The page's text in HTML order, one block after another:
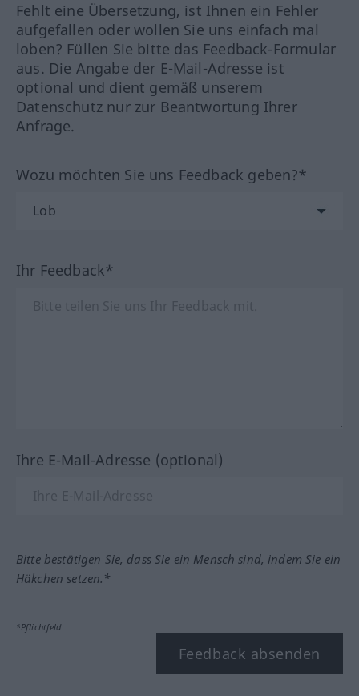
Fehlt eine Übersetzung, ist Ihnen ein Fehler
aufgefallen oder wollen Sie uns einfach mal
loben? Füllen Sie bitte das Feedback-Formular
aus. Die Angabe der E-Mail-Adresse ist
optional und dient gemäß unserem
Datenschutz nur zur Beantwortung Ihrer
Anfrage.
Wozu möchten Sie uns Feedback geben?*
Ihr Feedback*
Ihre E-Mail-Adresse (optional)
Bitte bestätigen Sie, dass Sie ein Mensch sind, indem Sie ein
Häkchen setzen.*
*Pflichtfeld
Feedback absenden